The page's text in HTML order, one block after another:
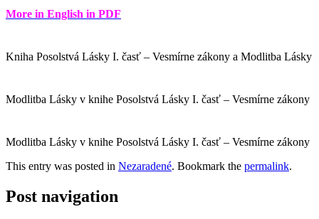
More in English in PDF
Kniha Posolstvá Lásky I. časť – Vesmírne zákony a Modlitba Lásky
Modlitba Lásky v knihe Posolstvá Lásky I. časť – Vesmírne zákony
Modlitba Lásky v knihe Posolstvá Lásky I. časť – Vesmírne zákony
This entry was posted in Nezaradené. Bookmark the permalink.
Post navigation